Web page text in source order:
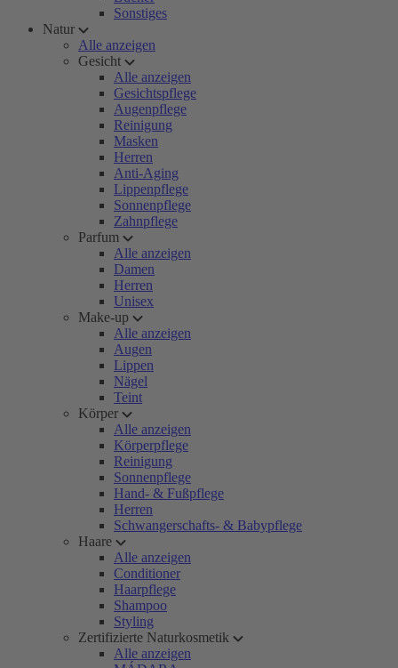
Sonstiges
Natur
Alle anzeigen
Gesicht
Alle anzeigen
Gesichtspflege
Augenpflege
Reinigung
Masken
Herren
Anti-Aging
Lippenpflege
Sonnenpflege
Zahnpflege
Parfum
Alle anzeigen
Damen
Herren
Unisex
Make-up
Alle anzeigen
Augen
Lippen
Nägel
Teint
Körper
Alle anzeigen
Körperpflege
Reinigung
Sonnenpflege
Hand- & Fußpflege
Herren
Schwangerschafts- & Babypflege
Haare
Alle anzeigen
Conditioner
Haarpflege
Shampoo
Styling
Zertifizierte Naturkosmetik
Alle anzeigen